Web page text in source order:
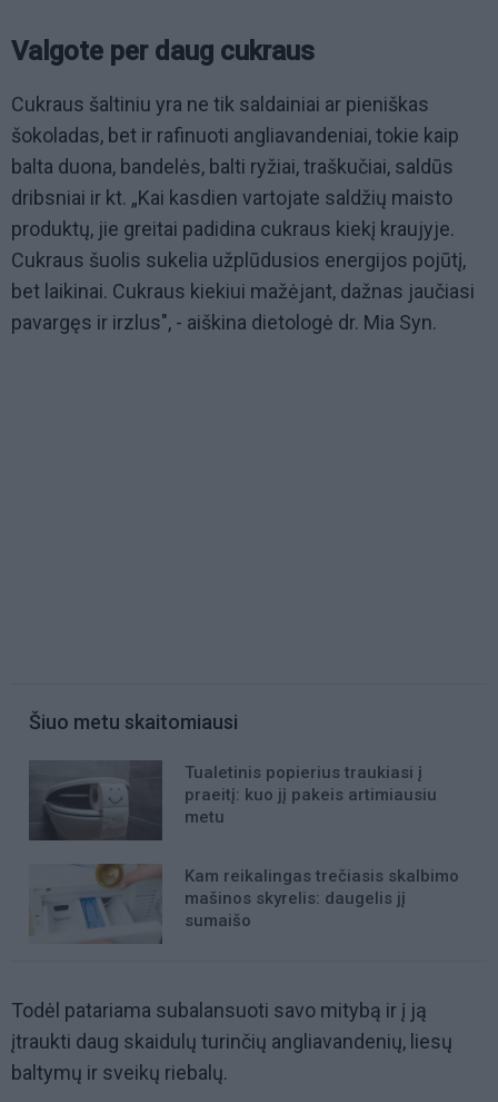
Valgote per daug cukraus
Cukraus šaltiniu yra ne tik saldainiai ar pieniškas
šokoladas, bet ir rafinuoti angliavandeniai, tokie kaip
balta duona, bandelės, balti ryžiai, traškučiai, saldūs
dribsniai ir kt. „Kai kasdien vartojate saldžių maisto
produktų, jie greitai padidina cukraus kiekį kraujyje.
Cukraus šuolis sukelia užplūdusios energijos pojūtį,
bet laikinai. Cukraus kiekiui mažėjant, dažnas jaučiasi
pavargęs ir irzlus", - aiškina dietologė dr. Mia Syn.
Šiuo metu skaitomiausi
Tualetinis popierius traukiasi į
praeitį: kuo jį pakeis artimiausiu
metu
Kam reikalingas trečiasis skalbimo
mašinos skyrelis: daugelis jį
sumaišo
Todėl patariama subalansuoti savo mitybą ir į ją
įtraukti daug skaidulų turinčių angliavandenių, liesų
baltymų ir sveikų riebalų.